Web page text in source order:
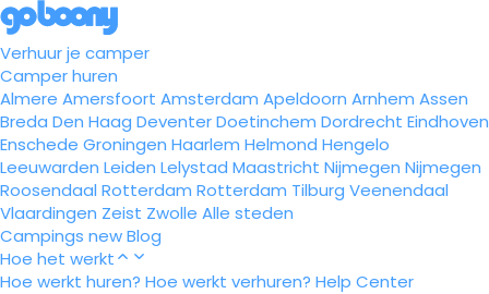
Verhuur je camper
Camper huren
Almere Amersfoort Amsterdam Apeldoorn Arnhem Assen
Breda Den Haag DeventerDoetinchem Dordrecht Eindhoven
Enschede Groningen Haarlem Helmond Hengelo
Leeuwarden Leiden Lelystad Maastricht Nijmegen Nijmegen
Roosendaal Rotterdam Rotterdam Tilburg Veenendaal
Vlaardingen Zeist Zwolle Alle steden
Campings newBlog
Hoe het werkt
Hoe werkt huren? Hoe werkt verhuren? Help Center